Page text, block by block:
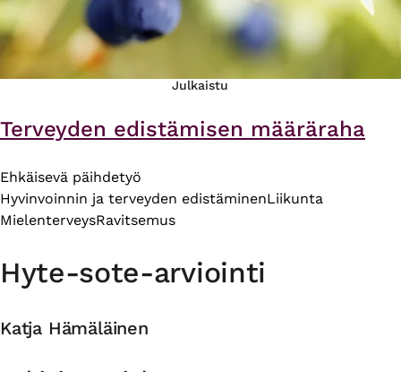
Julkaistu
Terveyden edistämisen määräraha
Ehkäisevä päihdetyö
Hyvinvoinnin ja terveyden edistäminenLiikunta
MielenterveysRavitsemus
Hyte-sote-arviointi
Katja Hämäläinen